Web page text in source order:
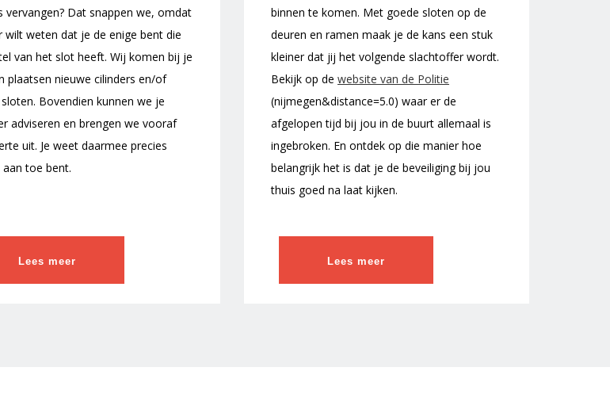
vervangen? Dat snappen we, omdat
wilt weten dat je de enige bent die
van het slot heeft. Wij komen bij je
plaatsen nieuwe cilinders en/of
Bovendien kunnen we je
adviseren en brengen we vooraf
uit. Je weet daarmee precies
toe bent.
Lees meer
binnen te komen. Met goede sloten op de
deuren en ramen maak je de kans een stuk
kleiner dat jij het volgende slachtoffer wordt.
Bekijk op de website van de Politie
(nijmegen&distance=5.0) waar er de
afgelopen tijd bij jou in de buurt allemaal is
ingebroken. En ontdek op die manier hoe
belangrijk het is dat je de beveiliging bij jou
thuis goed na laat kijken.
Lees meer